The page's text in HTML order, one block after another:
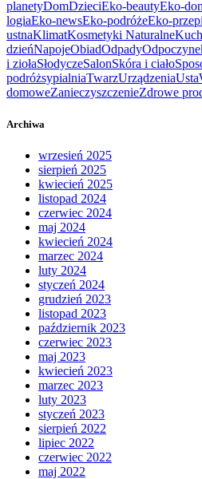
planetyDomDzieciEko-beautyEko-
logiaEko-newsEko-podróżeEko-
ustnaKlimatKosmetyki Naturalne
dzieńNapojeObiadOdpady
i ziołaSłodyczeSalonSkóra i ciało
podróżsypialniaTwarzUrządzeniaUsta
domoweZanieczyszczenieZdrowe
Archiwa
wrzesień 2025
sierpień 2025
kwiecień 2025
listopad 2024
czerwiec 2024
maj 2024
kwiecień 2024
marzec 2024
luty 2024
styczeń 2024
grudzień 2023
listopad 2023
październik 2023
czerwiec 2023
maj 2023
kwiecień 2023
marzec 2023
luty 2023
styczeń 2023
sierpień 2022
lipiec 2022
czerwiec 2022
maj 2022